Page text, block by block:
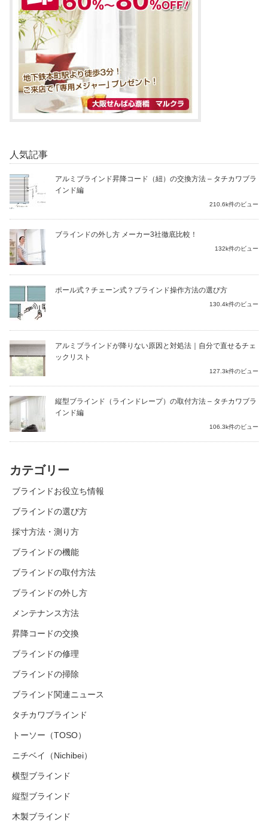
人気記事
アルミブラインド昇降コード（紐）の交換方法 – タチカワブラ
インド編
210.6k件のビュー
ブラインドの外し方 メーカー3社徹底比較！
132k件のビュー
ポール式？チェーン式？ブラインド操作方法の選び方
130.4k件のビュー
アルミブラインドが降りない原因と対処法｜自分で直せるチェ
ックリスト
127.3k件のビュー
縦型ブラインド（ラインドレープ）の取付方法 – タチカワブラ
インド編
106.3k件のビュー
カテゴリー
ブラインドお役立ち情報
ブラインドの選び方
採寸方法・測り方
ブラインドの機能
ブラインドの取付方法
ブラインドの外し方
メンテナンス方法
昇降コードの交換
ブラインドの修理
ブラインドの掃除
ブラインド関連ニュース
タチカワブラインド
トーソー（TOSO）
ニチベイ（Nichibei）
横型ブラインド
縦型ブラインド
木製ブラインド